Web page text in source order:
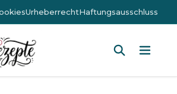
UrheberrechtHaftungsausschluss